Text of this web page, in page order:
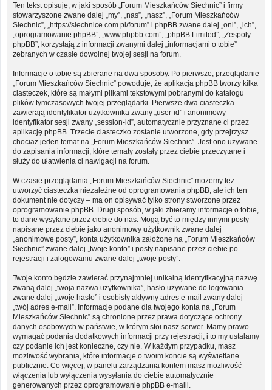
Ten tekst opisuje, w jaki sposób „Forum Mieszkańców Siechnic” i firmy
stowarzyszone zwane dalej „my”, „nas”, „nasz”, „Forum Mieszkańców
Siechnic”, „https://siechnice.com.pl/forum” i phpBB zwane dalej „oni”, „ich”,
„oprogramowanie phpBB”, „www.phpbb.com”, „phpBB Limited”, „Zespoły
phpBB”, korzystają z informacji zwanymi dalej „informacjami o tobie”
zebranych w czasie dowolnej twojej sesji na forum.
Informacje o tobie są zbierane na dwa sposoby. Po pierwsze, przeglądanie
„Forum Mieszkańców Siechnic” powoduje, że aplikacja phpBB tworzy kilka
ciasteczek, które są małymi plikami tekstowymi pobranymi do katalogu
plików tymczasowych twojej przeglądarki. Pierwsze dwa ciasteczka
zawierają identyfikator użytkownika zwany „user-id” i anonimowy
identyfikator sesji zwany „session-id”, automatycznie przyznane ci przez
aplikację phpBB. Trzecie ciasteczko zostanie utworzone, gdy przejrzysz
chociaż jeden temat na „Forum Mieszkańców Siechnic”. Jest ono używane
do zapisania informacji, które tematy zostały przez ciebie przeczytane i
służy do ułatwienia ci nawigacji na forum.
W czasie przeglądania „Forum Mieszkańców Siechnic” możemy też
utworzyć ciasteczka niezależne od oprogramowania phpBB, ale ich ten
dokument nie dotyczy – ma on opisywać tylko strony stworzone przez
oprogramowanie phpBB. Drugi sposób, w jaki zbieramy informacje o tobie,
to dane wysyłane przez ciebie do nas. Mogą być to między innymi posty
napisane przez ciebie jako anonimowy użytkownik zwane dalej
„anonimowe posty”, konta użytkownika założone na „Forum Mieszkańców
Siechnic” zwane dalej „twoje konto” i posty napisane przez ciebie po
rejestracji i zalogowaniu zwane dalej „twoje posty”.
Twoje konto będzie zawierać przynajmniej unikalną identyfikacyjną nazwę
zwaną dalej „twoja nazwa użytkownika”, hasło używane do logowania
zwane dalej „twoje hasło” i osobisty aktywny adres e-mail zwany dalej
„twój adres e-mail”. Informacje podane dla twojego konta na „Forum
Mieszkańców Siechnic” są chronione przez prawa dotyczące ochrony
danych osobowych w państwie, w którym stoi nasz serwer. Mamy prawo
wymagać podania dodatkowych informacji przy rejestracji, i to my ustalamy
czy podanie ich jest konieczne, czy nie. W każdym przypadku, masz
możliwość wybrania, które informacje o twoim koncie są wyświetlane
publicznie. Co więcej, w panelu zarządzania kontem masz możliwość
włączenia lub wyłączenia wysyłania do ciebie automatycznie
generowanych przez oprogramowanie phpBB e-maili.